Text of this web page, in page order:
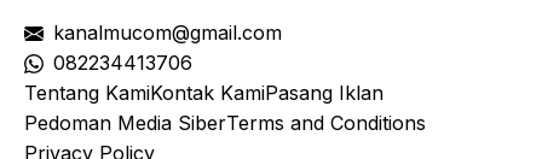
kanalmucom@gmail.com
082234413706
Tentang KamiKontak KamiPasang Iklan
Pedoman Media SiberTerms and Conditions
Privacy Policy